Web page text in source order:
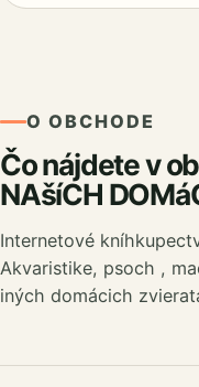
O OBCHODE
Čo nájdete v
NAšíCH
Internetové
Akvaristike, psoch ,
iných domácich